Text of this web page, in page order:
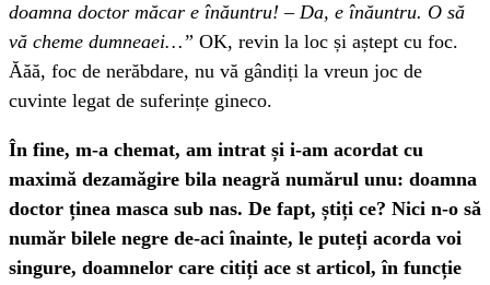
doamna doctor măcar e înăuntru! – Da, e înăuntru. O să
vă cheme dumneaei…” OK, revin la loc și aștept cu foc.
Ăăă, foc de nerăbdare, nu vă gândiți la vreun joc de
cuvinte legat de suferințe gineco.
În fine, m-a chemat, am intrat și i-am acordat cu
maximă dezamăgire bila neagră numărul unu: doamna
doctor ținea masca sub nas. De fapt, știți ce? Nici n-o să
număr bilele negre de-aci înainte, le puteți acorda voi
singure, doamnelor care citiți ace st articol, în funcție